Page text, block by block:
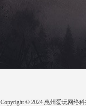
Copyright © 2024 惠州爱玩网络